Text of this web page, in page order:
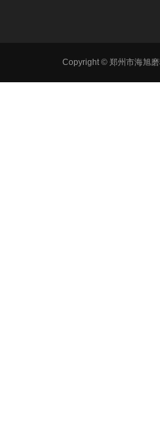
Copyright © 郑州市海旭